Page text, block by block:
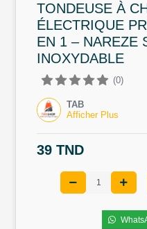
TONDEUSE À
ÉLECTRIQUE
EN 1 – NAREZE
INOXYDABLE
(0)
TAB
Afficher Plus
39 TND